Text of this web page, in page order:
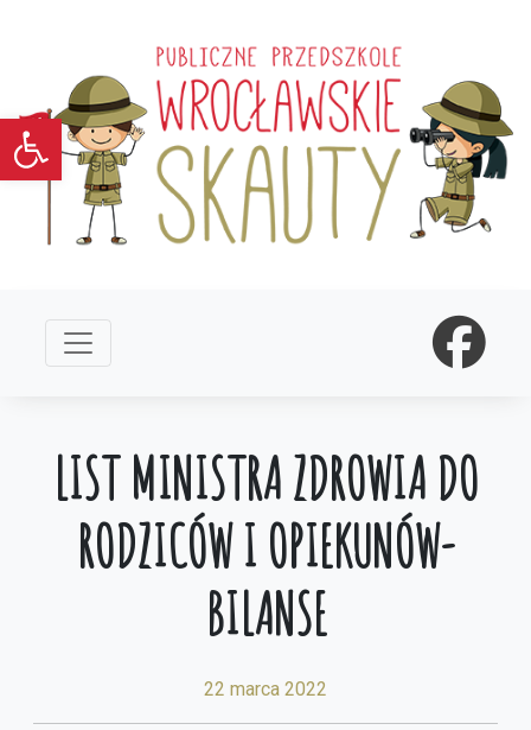
Open toolbar
LIST MINISTRA ZDROWIA DO
RODZICÓW I OPIEKUNÓW-
BILANSE
22 marca 2022